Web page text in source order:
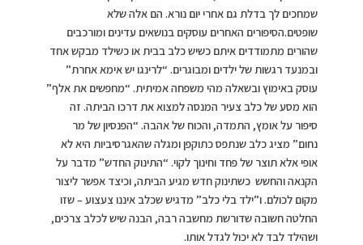
שמחכים לך בדלת גם אחרי יום נורא. הם אלה שלא
שופטים.הסיפורים האחרים עוסקים בנושאים עדינים ומורכבים
שהורים מתמודדים איתם כשיש כלב בבית או כשילד מבקש אחד
ובמנעד רגשות של ילדים ומבוגרים. “לרינגו יש אימא אחרת”
עוסק באימוץ ובשאלה מהי משפחה אמיתית. “מחפשים את אלף”
הוא מסע של כלב צעיר המנסה למצוא את דרכו הביתה. זה
סיפור על אומץ, התמדה, והכוח של אהבה. “הפנסיון של מר
נחום” מציג כלב שנתפס כתוקפן ומגלה שהאגרסיביות היא לא
אופי אלא תוצר של פחד וחינוך לקוי. “התינוק החדש” מדבר על
הקנאה והחשש כשתינוק חדש מגיע הביתה, וכיצד אפשר ליצור
מקום לכולם. ו”ילד בלי כלב” מדגיש שכלב איננו צעצוע – שזו
החלטה חשובה שדורשת מחשבה רבה, הבנה שיש לכלב צרכים,
ושהילד לבד לא יכול לגדל אותו.